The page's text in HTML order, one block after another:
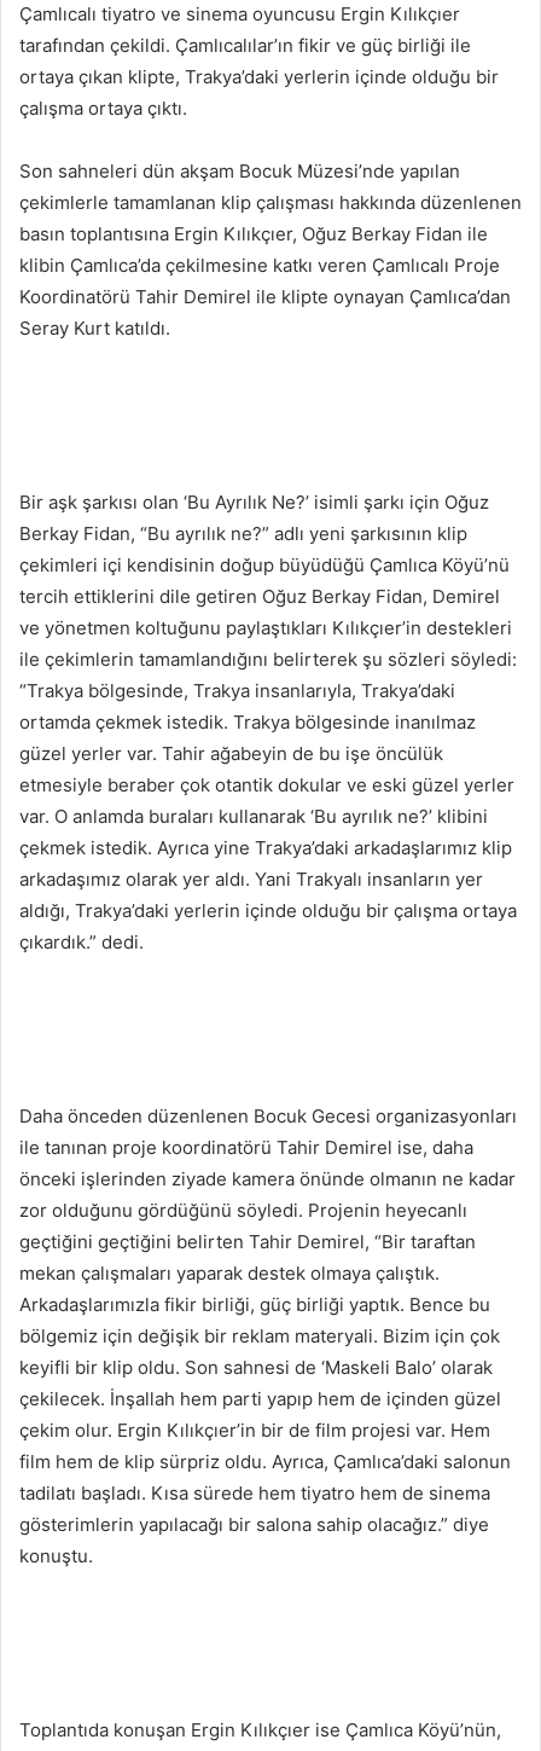
Çamlıcalı tiyatro ve sinema oyuncusu Ergin Kılıkçıer
tarafından çekildi. Çamlıcalılar’ın fikir ve güç birliği ile
ortaya çıkan klipte, Trakya’daki yerlerin içinde olduğu bir
çalışma ortaya çıktı.
Son sahneleri dün akşam Bocuk Müzesi’nde yapılan
çekimlerle tamamlanan klip çalışması hakkında düzenlenen
basın toplantısına Ergin Kılıkçıer, Oğuz Berkay Fidan ile
klibin Çamlıca’da çekilmesine katkı veren Çamlıcalı Proje
Koordinatörü Tahir Demirel ile klipte oynayan Çamlıca’dan
Seray Kurt katıldı.
Bir aşk şarkısı olan ‘Bu Ayrılık Ne?’ isimli şarkı için Oğuz
Berkay Fidan, “Bu ayrılık ne?” adlı yeni şarkısının klip
çekimleri içi kendisinin doğup büyüdüğü Çamlıca Köyü’nü
tercih ettiklerini dile getiren Oğuz Berkay Fidan, Demirel
ve yönetmen koltuğunu paylaştıkları Kılıkçıer’in destekleri
ile çekimlerin tamamlandığını belirterek şu sözleri söyledi:
“Trakya bölgesinde, Trakya insanlarıyla, Trakya’daki
ortamda çekmek istedik. Trakya bölgesinde inanılmaz
güzel yerler var. Tahir ağabeyin de bu işe öncülük
etmesiyle beraber çok otantik dokular ve eski güzel yerler
var. O anlamda buraları kullanarak ‘Bu ayrılık ne?’ klibini
çekmek istedik. Ayrıca yine Trakya’daki arkadaşlarımız klip
arkadaşımız olarak yer aldı. Yani Trakyalı insanların yer
aldığı, Trakya’daki yerlerin içinde olduğu bir çalışma ortaya
çıkardık.” dedi.
Daha önceden düzenlenen Bocuk Gecesi organizasyonları
ile tanınan proje koordinatörü Tahir Demirel ise, daha
önceki işlerinden ziyade kamera önünde olmanın ne kadar
zor olduğunu gördüğünü söyledi. Projenin heyecanlı
geçtiğini geçtiğini belirten Tahir Demirel, “Bir taraftan
mekan çalışmaları yaparak destek olmaya çalıştık.
Arkadaşlarımızla fikir birliği, güç birliği yaptık. Bence bu
bölgemiz için değişik bir reklam materyali. Bizim için çok
keyifli bir klip oldu. Son sahnesi de ‘Maskeli Balo’ olarak
çekilecek. İnşallah hem parti yapıp hem de içinden güzel
çekim olur. Ergin Kılıkçıer’in bir de film projesi var. Hem
film hem de klip sürpriz oldu. Ayrıca, Çamlıca’daki salonun
tadilatı başladı. Kısa sürede hem tiyatro hem de sinema
gösterimlerin yapılacağı bir salona sahip olacağız.” diye
konuştu.
Toplantıda konuşan Ergin Kılıkçıer ise Çamlıca Köyü’nün,